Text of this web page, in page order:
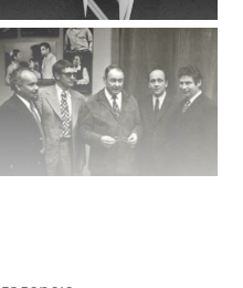
О вере в бога и крещении
Либерализация
с проведением опросов.
ценностях. Прогноз
с КГБ, начиная со школьных
справедливость